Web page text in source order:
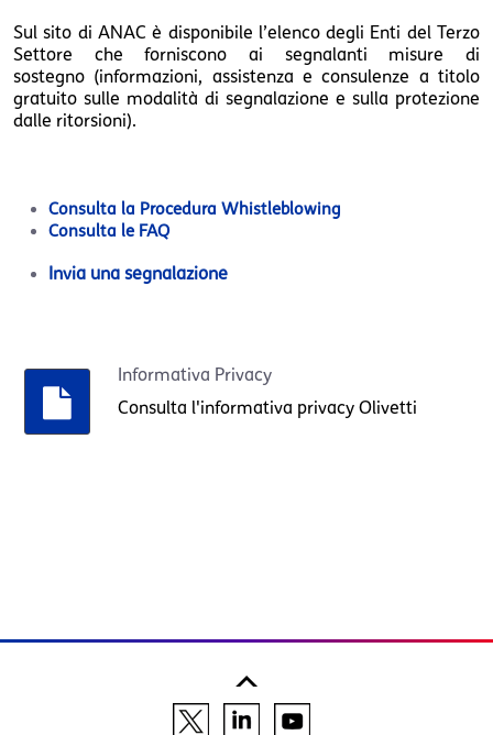
Sul sito di ANAC è disponibile l’elenco degli Enti del Terzo
Settore che forniscono ai segnalanti misure di
sostegno (informazioni, assistenza e consulenze a titolo
gratuito sulle modalità di segnalazione e sulla protezione
dalle ritorsioni).
Consulta la Procedura Whistleblowing
Consulta le FAQ
Invia una segnalazione
Informativa Privacy
Consulta l'informativa privacy Olivetti